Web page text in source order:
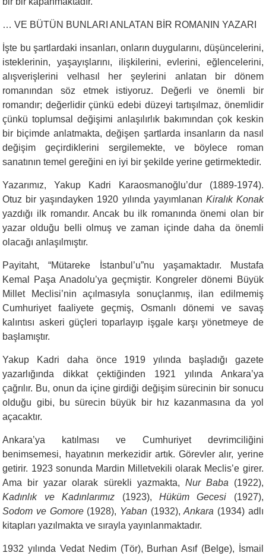
… VE BÜTÜN BUNLARI ANLATAN BİR ROMANIN YAZARI
İşte bu şartlardaki insanları, onların duygularını, düşüncelerini,
isteklerinin, yaşayışlarını, ilişkilerini, evlerini, eğlencelerini,
alışverişlerini velhasıl her şeylerini anlatan bir dönem
romanından söz etmek istiyoruz. Değerli ve önemli bir
romandır; değerlidir çünkü edebi düzeyi tartışılmaz, önemlidir
çünkü toplumsal değişimi anlaşılırlık bakımından çok keskin
bir biçimde anlatmakta, değişen şartlarda insanların da nasıl
değişim geçirdiklerini sergilemekte, ve böylece roman
sanatının temel gereğini en iyi bir şekilde yerine getirmektedir.
Yazarımız, Yakup Kadri Karaosmanoğlu’dur (1889-1974).
Otuz bir yaşındayken 1920 yılında yayımlanan Kiralık Konak
yazdığı ilk romandır. Ancak bu ilk romanında önemi olan bir
yazar olduğu belli olmuş ve zaman içinde daha da önemli
olacağı anlaşılmıştır.
Payitaht, “Mütareke İstanbul’u”nu yaşamaktadır. Mustafa
Kemal Paşa Anadolu’ya geçmiştir. Kongreler dönemi Büyük
Millet Meclisi’nin açılmasıyla sonuçlanmış, ilan edilmemiş
Cumhuriyet faaliyete geçmiş, Osmanlı dönemi ve savaş
kalıntısı askeri güçleri toparlayıp işgale karşı yönetmeye de
başlamıştır.
Yakup Kadri daha önce 1919 yılında başladığı gazete
yazarlığında dikkat çektiğinden 1921 yılında Ankara’ya
çağrılır. Bu, onun da içine girdiği değişim sürecinin bir sonucu
olduğu gibi, bu sürecin büyük bir hız kazanmasına da yol
açacaktır.
Ankara’ya katılması ve Cumhuriyet devrimciliğini
benimsemesi, hayatının merkezidir artık. Görevler alır, yerine
getirir. 1923 sonunda Mardin Milletvekili olarak Meclis’e girer.
Ama bir yazar olarak sürekli yazmakta, Nur Baba (1922),
Kadınlık ve Kadınlarımız (1923), Hüküm Gecesi (1927),
Sodom ve Gomore(1928), Yaban (1932),Ankara (1934) adlı
kitapları yazılmakta ve sırayla yayınlanmaktadır.
1932 yılında Vedat Nedim (Tör), Burhan Asıf (Belge), İsmail